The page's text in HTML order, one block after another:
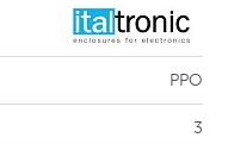
PPO
3